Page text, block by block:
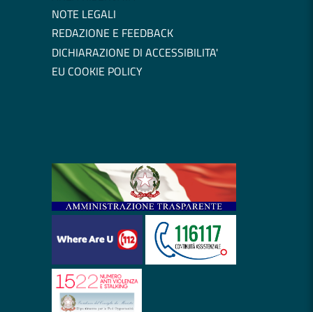
NOTE LEGALI
REDAZIONE E FEEDBACK
DICHIARAZIONE DI ACCESSIBILITA'
EU COOKIE POLICY